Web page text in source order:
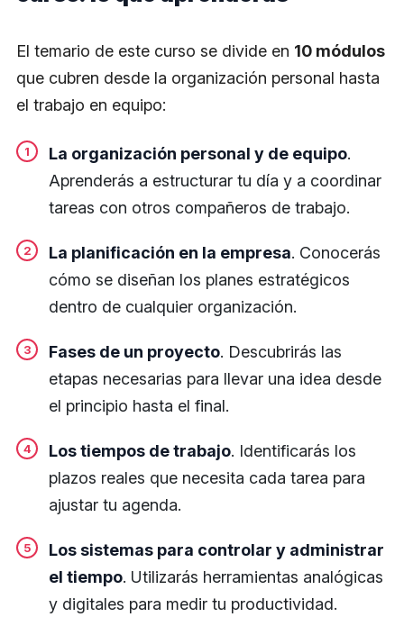
El temario de este curso se divide en 10 módulos
que cubren desde la organización personal hasta
el trabajo en equipo:
La organización personal y de equipo.
Aprenderás a estructurar tu día y a coordinar
tareas con otros compañeros de trabajo.
La planificación en la empresa. Conocerás
cómo se diseñan los planes estratégicos
dentro de cualquier organización.
Fases de un proyecto. Descubrirás las
etapas necesarias para llevar una idea desde
el principio hasta el final.
Los tiempos de trabajo. Identificarás los
plazos reales que necesita cada tarea para
ajustar tu agenda.
Los sistemas para controlar y administrar
el tiempo. Utilizarás herramientas analógicas
y digitales para medir tu productividad.